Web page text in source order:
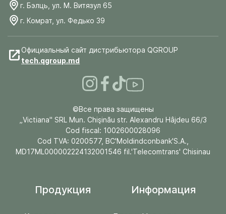
г. Бэлць, ул. М. Витязул 65
г. Комрат, ул. Федько 39
Официальный сайт дистрибьютора QGROUP
tech.qgroup.md
©Все права защищены
„Victiana" SRL Mun. Chişinău str. Alexandru Hâjdeu 66/3
Cod fiscal: 1002600028096
Cod TVA: 0200577, BC'Moldindconbank'S.A.,
MD17ML000002224132001546 fil.'Telecomtrans' Chisinau
Продукция Информация